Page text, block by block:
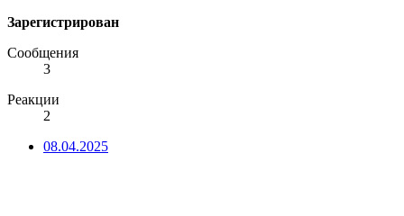
Зарегистрирован
Сообщения
3
Реакции
2
08.04.2025